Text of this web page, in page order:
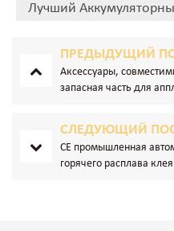
Лучший
ПРЕДЫДУЩИЙ
Аксессуары,
запасная часть для
СЛЕДУЮЩИЙ
CE промышленная
горячего расплава